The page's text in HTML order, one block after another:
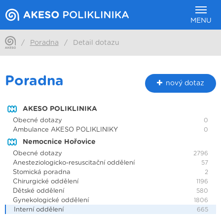
MENU
/ Poradna / Detail dotazu
Poradna nový dotaz
AKESO POLIKLINIKA
Obecné dotazy 0
Ambulance AKESO POLIKLINIKY 0
Nemocnice Hořovice
Obecné dotazy 2796
Anesteziologicko-resuscitační oddělení 57
Stomická poradna 2
Chirurgické oddělení 1196
Dětské oddělení 580
Gynekologické oddělení 1806
Interní oddělení 665